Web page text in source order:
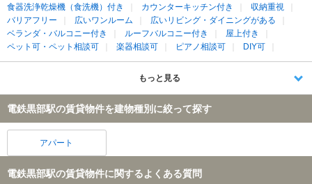
食器洗浄乾燥機（食洗機）付き
カウンターキッチン付き
収納重視
バリアフリー
広いワンルーム
広いリビング・ダイニングがある
ベランダ・バルコニー付き
ルーフバルコニー付き
屋上付き
ペット可・ペット相談可
楽器相談可 ピアノ相談可 DIY可
もっと見る
電鉄黒部駅の賃貸物件を建物種別に絞って探す
アパート
電鉄黒部駅の賃貸物件に関するよくある質問